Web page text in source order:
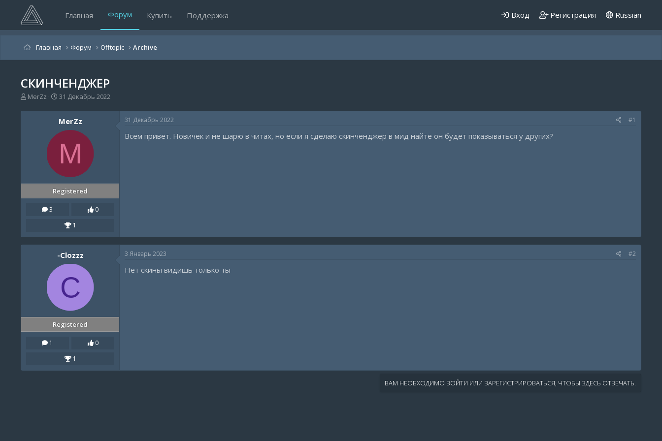
Главная Форум Купить Поддержка Вход Регистрация Russian
Главная Форум Offtopic Archive
СКИНЧЕНДЖЕР
А
т
MerZz
Д
т
а
н
а
31 Декабрь 2022
MerZz
M
Registered
3
0
1
31 Декабрь 2022 #1
Всем привет. Новичек и не шарю в читах, но если я сделаю скинченджер в мид найте он будет показываться у других?
-Clozzz
C
Registered
1
0
1
3 Январь 2023 #2
Нет скины видишь только ты
ВАМ НЕОБХОДИМО ВОЙТИ ИЛИ ЗАРЕГИСТРИРОВАТЬСЯ, ЧТОБЫ ЗДЕСЬ ОТВЕЧАТЬ.